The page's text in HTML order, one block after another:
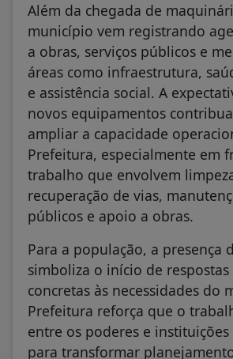
Além da chegada de
município vem registrando
a obras, serviços públicos e
áreas como infraestrutura,
e assistência social. A
novos equipamentos
ampliar a capacidade
Prefeitura, especialmente em
trabalho que envolvem
recuperação de vias,
públicos e apoio a obras.
Para a população, a presença
simboliza o início de respostas
concretas às necessidades do
Prefeitura reforça que o
entre os poderes e instituições
para transformar